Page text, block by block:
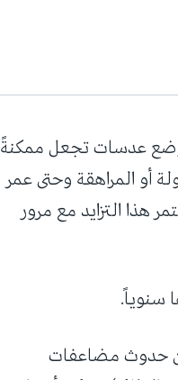
لوضع عدسات تجعل ممكنةً
أو المراهقة وحتى عمر
هذا التزايد مع مرور
سنوياً.
حدوث مضاعفات